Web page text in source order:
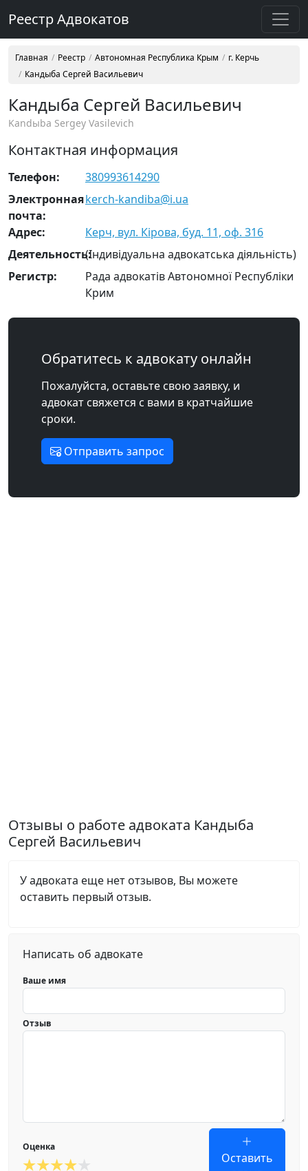
Реестр Адвокатов
Главная Реестр Автономная Республика Крым
г. Керчь
Кандыба Сергей Васильевич
Кандыба Сергей Васильевич
Kandыba Sergey Vasilevich
Контактная информация
Телефон:
380993614290
Электронная
почта:
kerch-kandiba@i.ua
Адрес:
Керч, вул. Кірова, буд. 11, оф. 316
Деятельность:(Індивідуальна адвокатська діяльність)
Регистр:
Рада адвокатів Автономної Республіки
Крим
Обратитесь к адвокату онлайн
Пожалуйста, оставьте свою заявку, и
адвокат свяжется с вами в кратчайшие
сроки.
Отправить запрос
Отзывы о работе адвоката Кандыба
Сергей Васильевич
У адвоката еще нет отзывов, Вы можете
оставить первый отзыв.
Написать об адвокате
Ваше имя
Отзыв
Оценка
Оставить